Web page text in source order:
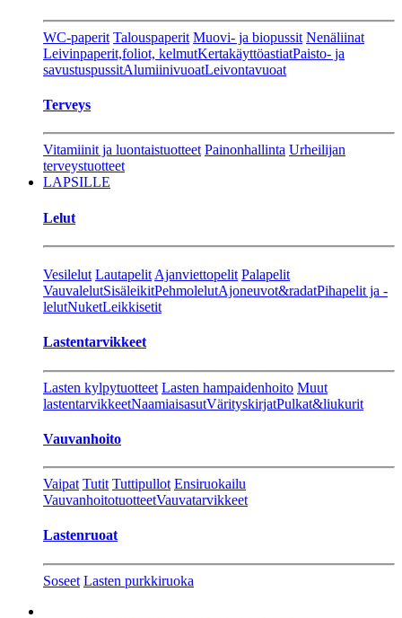
WC-paperit Talouspaperit Muovi- ja biopussit Nenäliinat
Leivinpaperit,foliot, kelmutKertakäyttöastiatPaisto- ja
savustuspussitAlumiinivuoatLeivontavuoat
Terveys
Vitamiinit ja luontaistuotteet Painonhallinta Urheilijan
terveystuotteet
LAPSILLE
Lelut
Vesilelut Lautapelit Ajanviettopelit Palapelit
VauvalelutSisäleikitPehmolelutAjoneuvot&radatPihapelit ja -
lelutNuketLeikkisetit
Lastentarvikkeet
Lasten kylpytuotteet Lasten hampaidenhoito Muut
lastentarvikkeetNaamiaisasutVärityskirjatPulkat&liukurit
Vauvanhoito
Vaipat Tutit Tuttipullot Ensiruokailu
VauvanhoitotuotteetVauvatarvikkeet
Lastenruoat
Soseet Lasten purkkiruoka